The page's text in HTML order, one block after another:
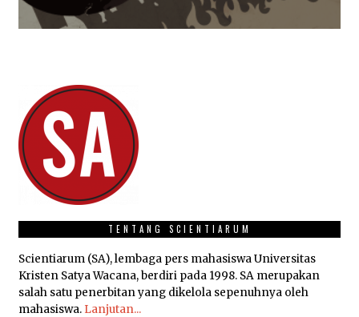
TENTANG SCIENTIARUM
Scientiarum (SA), lembaga pers mahasiswa Universitas
Kristen Satya Wacana, berdiri pada 1998. SA merupakan
salah satu penerbitan yang dikelola sepenuhnya oleh
mahasiswa. Lanjutan...